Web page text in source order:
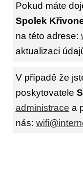
Pokud máte
Spolek
na této adrese:
aktualizaci
V případě že
poskytovatele
administrace a
nás: